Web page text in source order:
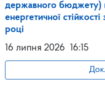
державного бюджету)
енергетичної
році
16 липня 2026
16:15